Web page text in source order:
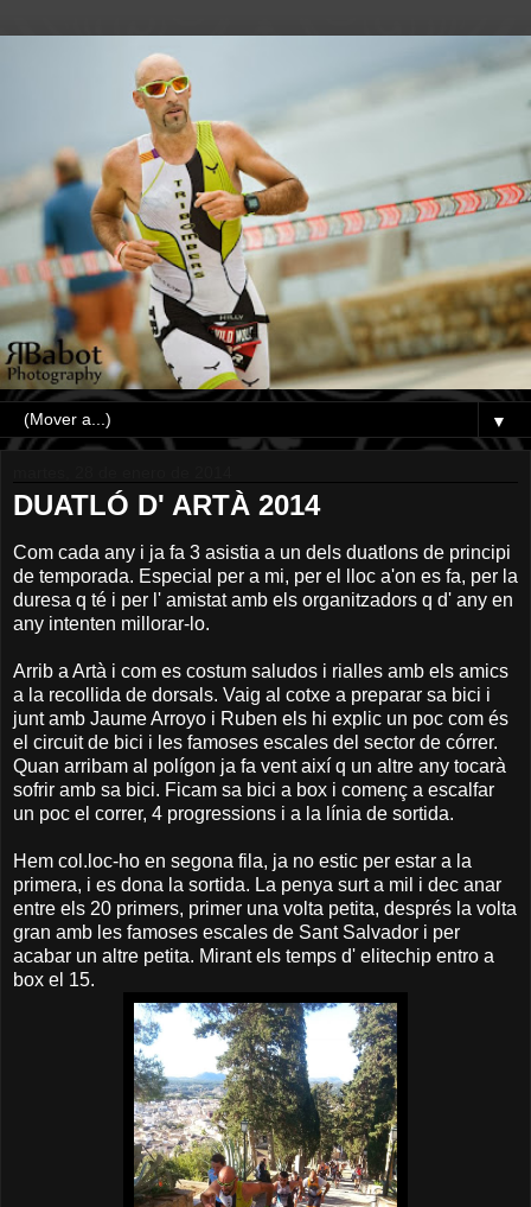
▼
DUATLÓ D' ARTÀ 2014
Com cada any i ja fa 3 asistia a un dels duatlons de principi
de temporada. Especial per a mi, per el lloc a'on es fa, per la
duresa q té i per l' amistat amb els organitzadors q d' any en
any intenten millorar-lo.
Arrib a Artà i com es costum saludos i rialles amb els amics
a la recollida de dorsals. Vaig al cotxe a preparar sa bici i
junt amb Jaume Arroyo i Ruben els hi explic un poc com és
el circuit de bici i les famoses escales del sector de córrer.
Quan arribam al polígon ja fa vent així q un altre any tocarà
sofrir amb sa bici. Ficam sa bici a box i començ a escalfar
un poc el correr, 4 progressions i a la línia de sortida.
Hem col.loc-ho en segona fila, ja no estic per estar a la
primera, i es dona la sortida. La penya surt a mil i dec anar
entre els 20 primers, primer una volta petita, després la volta
gran amb les famoses escales de Sant Salvador i per
acabar un altre petita. Mirant els temps d' elitechip entro a
box el 15.